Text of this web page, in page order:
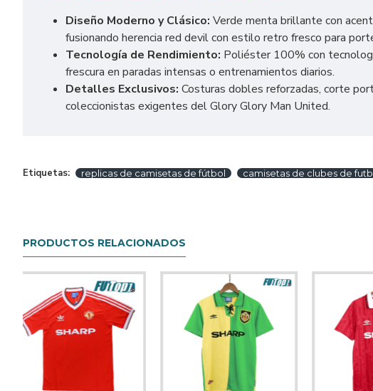
Diseño Moderno y Clásico: Verde menta brillante con
fusionando herencia red devil con estilo retro fresco para
Tecnología de Rendimiento: Poliéster 100% con
frescura en paradas intensas o entrenamientos diarios.
Detalles Exclusivos: Costuras dobles reforzadas, corte
coleccionistas exigentes del Glory Glory Man United.
Etiquetas: replicas de camisetas de fútbol camisetas de clubes de
PRODUCTOS RELACIONADOS